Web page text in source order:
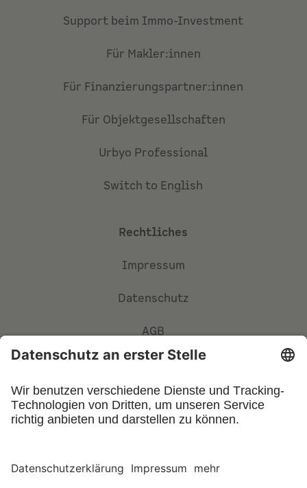
Support beim Immo-Investment
Für Makler:innen
Für Finanzierungspartner:innen
Für Objektgesellschaften
Urbyo Professional
Switch to English
Rechtliches
Impressum
Datenschutz
AGB
Privatsphäre-Einstellungen
©2026UFIN Technology GmbH